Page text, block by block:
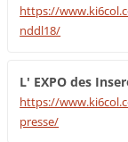
https://
nddl18/
L' EXPO des
https://
presse/